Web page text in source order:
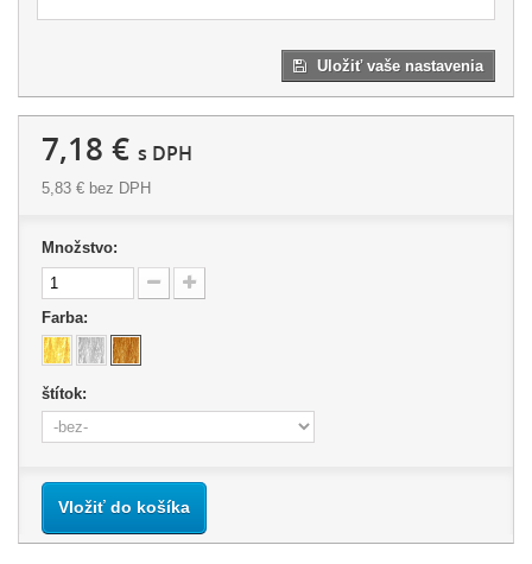
Uložiť vaše nastavenia
7,18 € s DPH
5,83 € bez DPH
Množstvo:
Farba:
štítok:
Vložiť do košíka